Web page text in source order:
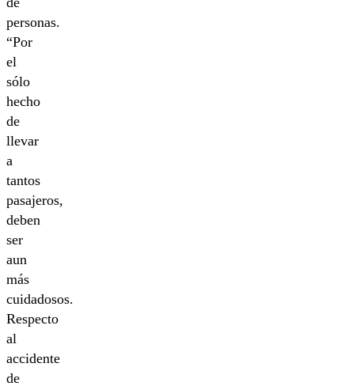
personas.
“Por
el
sólo
hecho
de
llevar
a
tantos
pasajeros,
deben
ser
aun
más
cuidadosos.
Respecto
al
accidente
de